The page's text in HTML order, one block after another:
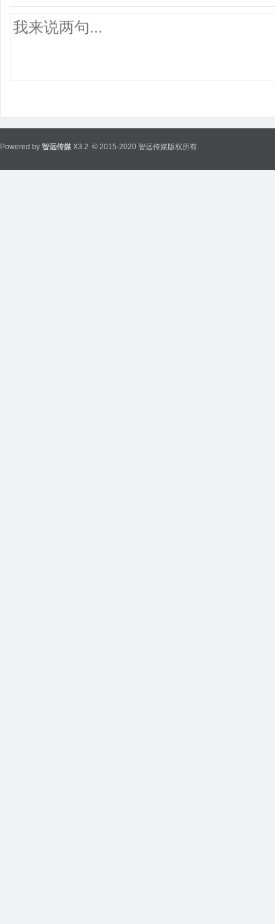
Powered by 智远传媒 X3.2 © 2015-2020 智远传媒版权所有